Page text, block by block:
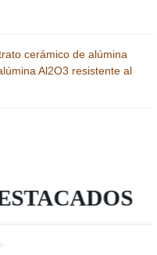
cerámico de alúmina
Al2O3 resistente al